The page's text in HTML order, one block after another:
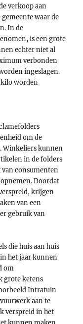
verkoop aan
waar de
In de
is een grote
echter niet al
verbonden
ingeslagen.
kilo worden
om de
Winkeliers kunnen
in de folders
van consumenten
Doordat
krijgen
van een
gebruik van
die huis aan huis
het jaar kunnen
om
grote ketens
Intratuin
aan te
verspreid in het